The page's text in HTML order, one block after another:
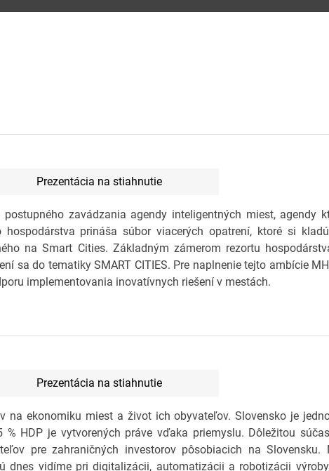
Prezentácia na stiahnutie
zavádzania agendy inteligentných miest, agendy
prináša súbor viacerých opatrení, ktoré si
na Smart Cities. Základným zámerom rezortu
sa do tematiky SMART CITIES. Pre naplnenie tejto ambície
implementovania inovatívnych riešení v mestách.
Prezentácia na stiahnutie
na ekonomiku miest a život ich obyvateľov. Slovensko je
HDP je vytvorených práve vďaka priemyslu. Dôležitou
pre zahraničných investorov pôsobiacich na Slovensku.
dnes vidíme pri digitalizácii, automatizácii a robotizácii